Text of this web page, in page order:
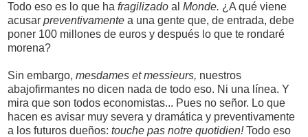
Todo eso es lo que ha fragilizado al Monde. ¿A qué viene
acusar preventivamente a una gente que, de entrada, debe
poner 100 millones de euros y después lo que te rondaré
morena?
Sin embargo, mesdames et messieurs, nuestros
abajofirmantes no dicen nada de todo eso. Ni una línea. Y
mira que son todos economistas... Pues no señor. Lo que
hacen es avisar muy severa y dramática y preventivamente
a los futuros dueños: touche pas notre quotidien!Todo eso